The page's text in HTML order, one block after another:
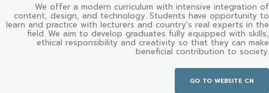
We offer a modern curriculum with intensive integration of
content, design, and technology. Students have opportunity to
learn and practice with lecturers and country's real experts in the
field. We aim to develop graduates fully equipped with skills,
ethical responsibility and creativity so that they can make
beneficial contribution to society.
GO TO WEBSITE CN